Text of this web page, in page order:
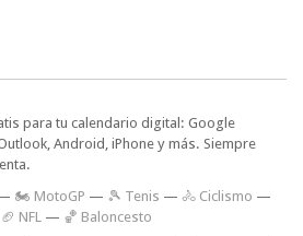
para tu calendario digital: Google
Android, iPhone y más. Siempre
🏍 MotoGP — 🎾 Tenis — 🚴 Ciclismo —
🏈 NFL — 🏀 Baloncesto